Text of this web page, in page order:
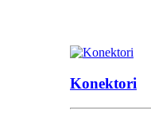
Konektori